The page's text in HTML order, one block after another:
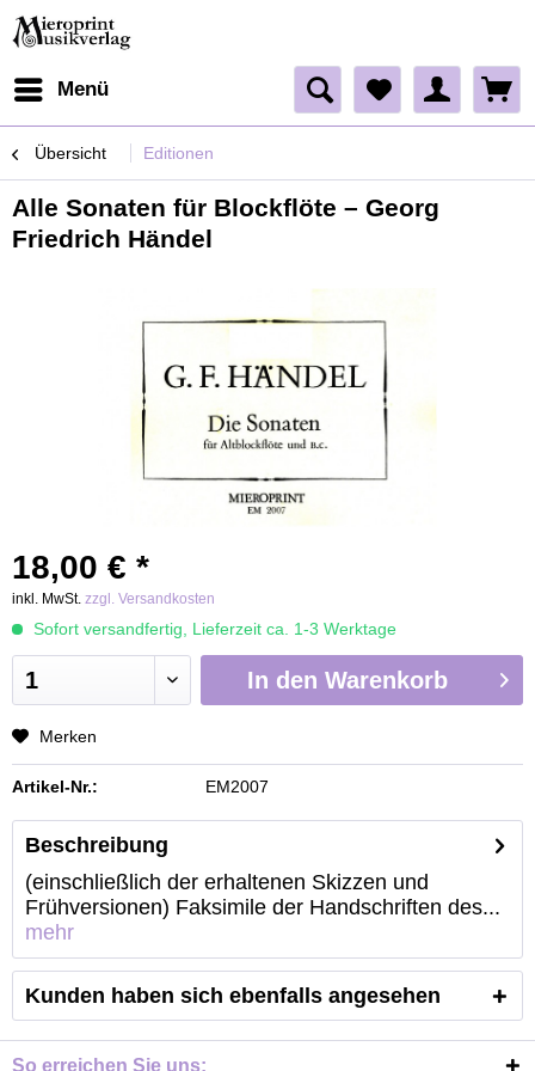
Menü
Übersicht Editionen
Alle Sonaten für Blockflöte – Georg
Friedrich Händel
18,00 € *
inkl. MwSt. zzgl. Versandkosten
Sofort versandfertig, Lieferzeit ca. 1-3 Werktage
In den Warenkorb
Merken
Artikel-Nr.: EM2007
Beschreibung
(einschließlich der erhaltenen Skizzen und
Frühversionen) Faksimile der Handschriften des...
mehr
Kunden haben sich ebenfalls angesehen
So erreichen Sie uns: